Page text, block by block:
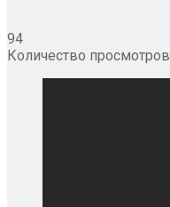
94
Количество просмотров